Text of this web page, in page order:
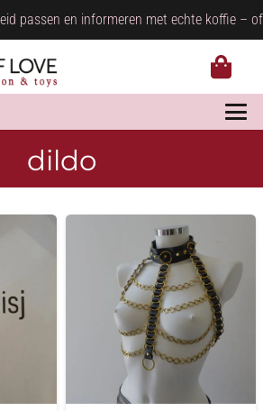
passen en informeren met echte koffie –
dildo